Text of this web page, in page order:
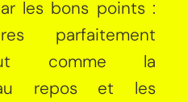
les bons points :
parfaitement
comme la
au repos et les